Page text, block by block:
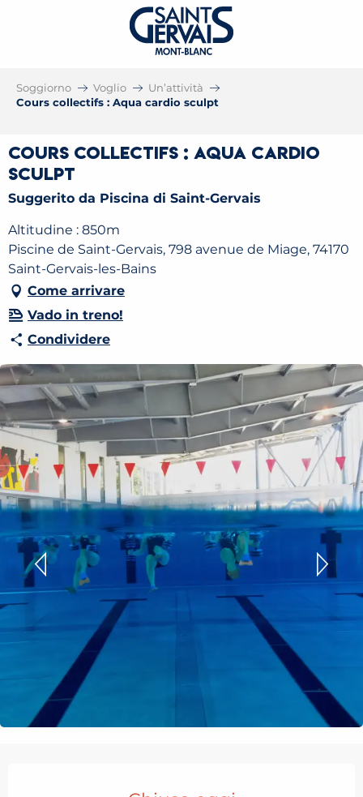
Soggiorno Voglio
Un’attività
Cours collectifs : Aqua cardio sculpt
Cours collectifs : Aqua cardio
sculpt
Suggerito da Piscina di Saint-Gervais
Altitudine : 850m
Piscine de Saint-Gervais, 798 avenue de Miage, 74170
Saint-Gervais-les-Bains
Come arrivare
Vado in treno!
Condividere